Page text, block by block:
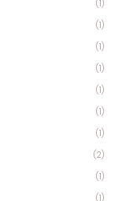
(1)
(1)
(1)
(1)
(1)
(1)
(1)
(2)
(1)
(1)